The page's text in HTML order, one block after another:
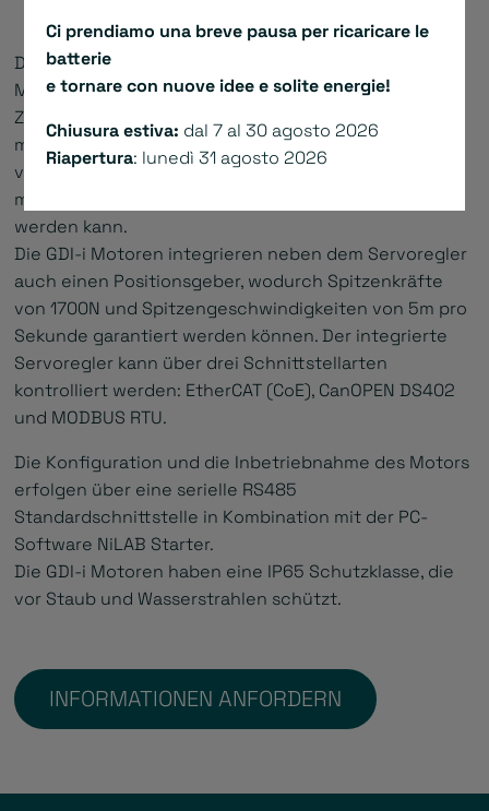
Dadurch, dass sich der Servoregler im Inneren der
Motors befindet, werden Platz im Schaltschrank und
Zeit bei der Installation gespart. Zudem können
mehrere Motoren als Kette (daisy chain) miteinander
verbunden werden, wodurch das Konzept einer
modularen, automatischen Maschine umgesetzt
werden kann.
Die GDI-i Motoren integrieren neben dem Servoregler
auch einen Positionsgeber, wodurch Spitzenkräfte
von 1700N und Spitzengeschwindigkeiten von 5m pro
Sekunde garantiert werden können. Der integrierte
Servoregler kann über drei Schnittstellarten
kontrolliert werden: EtherCAT (CoE), CanOPEN DS402
und MODBUS RTU.
Die Konfiguration und die Inbetriebnahme des Motors
erfolgen über eine serielle RS485
Standardschnittstelle in Kombination mit der PC-
Software NiLAB Starter.
Die GDI-i Motoren haben eine IP65 Schutzklasse, die
vor Staub und Wasserstrahlen schützt.
INFORMATIONEN ANFORDERN
Ci prendiamo una breve pausa per ricaricare le
batterie
e tornare con nuove idee e solite energie!
Chiusura estiva: dal 7 al 30 agosto 2026
Riapertura: lunedì 31 agosto 2026